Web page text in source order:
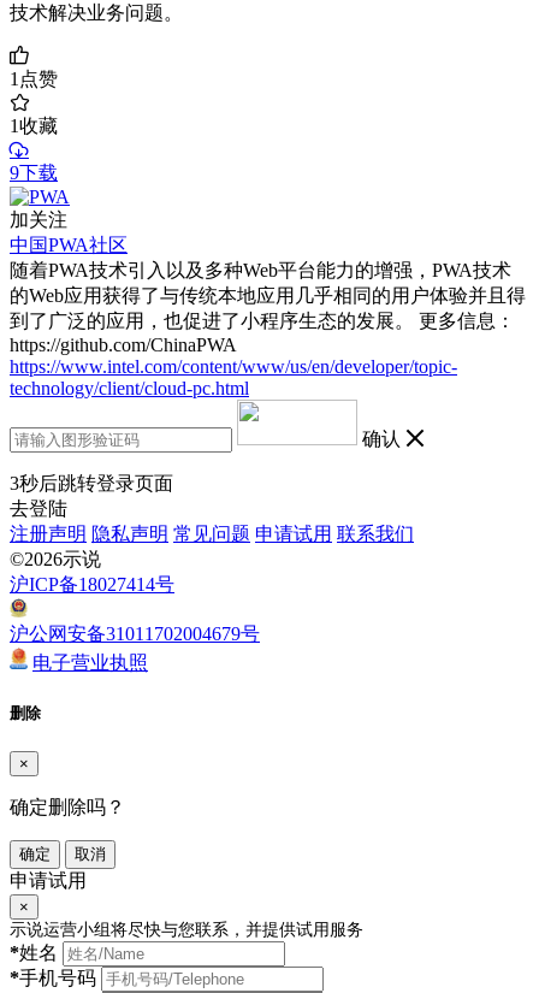
技术解决业务问题。
1点赞
1收藏
9下载
加关注
中国PWA社区
随着PWA技术引入以及多种Web平台能力的增强，PWA技术
的Web应用获得了与传统本地应用几乎相同的用户体验并且得
到了广泛的应用，也促进了小程序生态的发展。 更多信息：
https://github.com/ChinaPWA
https://www.intel.com/content/www/us/en/developer/topic-
technology/client/cloud-pc.html
确认
3秒后跳转登录页面
去登陆
注册声明 隐私声明 常见问题 申请试用 联系我们
©2026示说
沪ICP备18027414号
沪公网安备31011702004679号
电子营业执照
删除
×
确定删除吗？
确定 取消
申请试用
×
示说运营小组将尽快与您联系，并提供试用服务
*姓名
*手机号码